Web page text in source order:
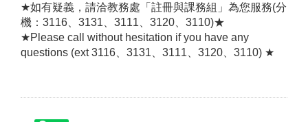
★如有疑義，請洽教務處「註冊與課務組」為您服務(分
機：3116、3131、3111、3120、3110)★
★Please call without hesitation if you have any
questions (ext 3116、3131、3111、3120、3110) ★